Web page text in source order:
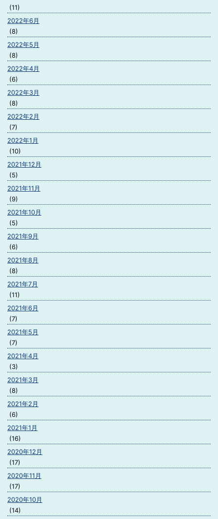
(11)
2022年6月
(8)
2022年5月
(8)
2022年4月
(6)
2022年3月
(8)
2022年2月
(7)
2022年1月
(10)
2021年12月
(5)
2021年11月
(9)
2021年10月
(5)
2021年9月
(6)
2021年8月
(8)
2021年7月
(11)
2021年6月
(7)
2021年5月
(7)
2021年4月
(3)
2021年3月
(8)
2021年2月
(6)
2021年1月
(16)
2020年12月
(17)
2020年11月
(17)
2020年10月
(14)